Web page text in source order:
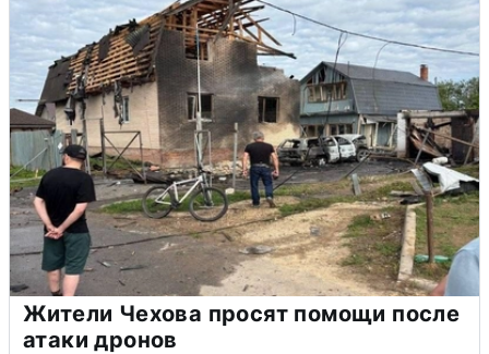
Жители Чехова просят помощи после
атаки дронов